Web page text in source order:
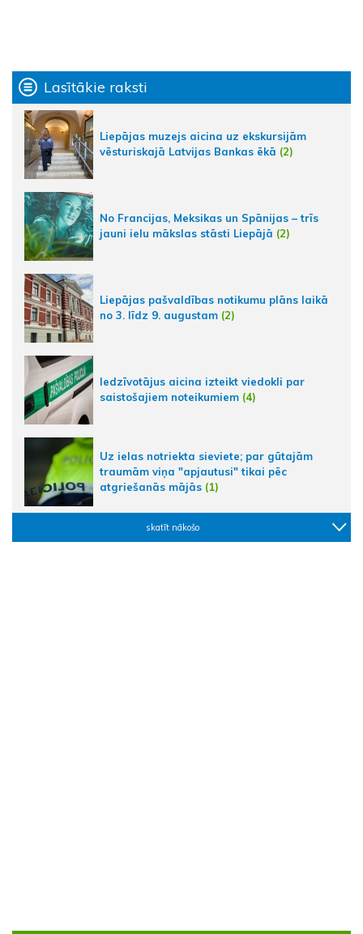
Lasītākie raksti
Liepājas muzejs aicina uz ekskursijām
vēsturiskajā Latvijas Bankas ēkā (2)
No Francijas, Meksikas un Spānijas – trīs
jauni ielu mākslas stāsti Liepājā (2)
Liepājas pašvaldības notikumu plāns laikā
no 3. līdz 9. augustam (2)
Iedzīvotājus aicina izteikt viedokli par
saistošajiem noteikumiem (4)
Uz ielas notriekta sieviete; par gūtajām
traumām viņa "apjautusi" tikai pēc
atgriešanās mājās (1)
skatīt nākošo